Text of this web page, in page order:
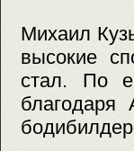
Михаил
высокие
стал. По
благодаря